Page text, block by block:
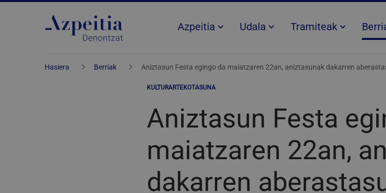
Azpeitia Udala Tramiteak
Hasiera Berriak Aniztasun Festa egingo da maiatzaren 22an, aniztasunak dakarren
KULTURARTEKOTASUNA
Aniztasun Festa
maiatzaren 22an,
dakarren